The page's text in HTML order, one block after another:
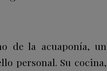
de la acuaponía, un
personal. Su cocina,